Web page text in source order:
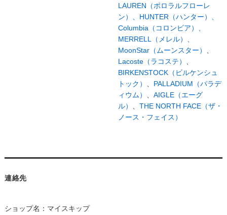
LAUREN（ポロラルフローレ
ン）、 HUNTER（ハンター）、
Columbia（コロンビア）、
MERRELL（メレル）、
MoonStar（ムーンスター） 、
Lacoste（ラコステ） 、
BIRKENSTOCK（ビルケンシュ
トック） 、 PALLADIUM（パラデ
ィウム） 、 AIGLE（エーグ
ル） 、 THE NORTH FACE（ザ・
ノース・フェイス）
連絡先
ショップ名：マイスキップ